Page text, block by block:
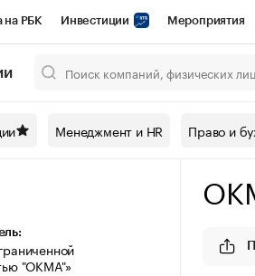
на РБК Инвестиции Мероприятия
СПб Конференции СПб
Рынок наличной
Менеджмент и HR Право и
"ОКМА"»